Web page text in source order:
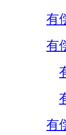
有
有
有